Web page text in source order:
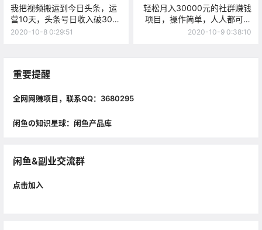
我把视频搬运到今日头条，运
营10天，头条号日收入破300
元
2020-10-8 0:29:51
轻松月入30000元的社群赚钱
项目，操作简单，人人都可以
操作
2020-10-9 0:38:10
重要提醒
全网网赚项目，联系QQ：3680295
闲鱼の知识星球：闲鱼产品库
闲鱼&副业交流群
点击加入